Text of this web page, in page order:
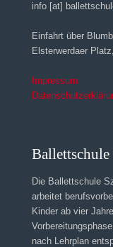
info [at]
Einfahrt über
Elsterwerdaer
Impressum
Die Ballettschule
arbeitet
Kinder ab vier
nach Lehrplan